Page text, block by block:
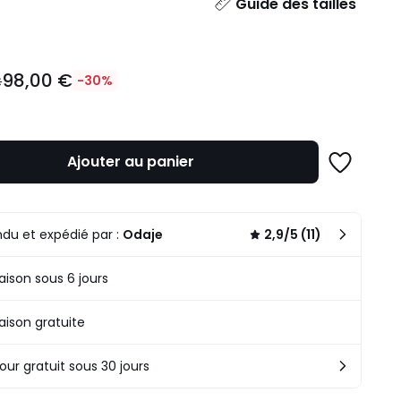
98,00 € -30%
Ajouter au panier
Ajouter
et expédié par : Odaje 2,9/5 (11)
sous 6 jours
gratuite
gratuit sous 30 jours